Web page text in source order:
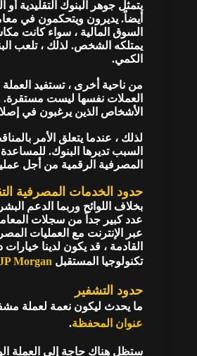
يتمثل جوهر البنوك التقليدية
أيضاً. يديرون ويتحكمون في
السوق المالية ، سواء كانت
يمتلكه الشخص. لذلك ، تلعب
الكمي.
من ناحية أخرى ، تستفيد
العملات نفسها ليست مستقرة.
الأشخاص الذين يرغبون في
لذلك ، عندما يتعلق الأمر
السبب تديرها البنوك.
المصرفية الرقمية من أجل
حدود الخدمات المصرفية
بخلاف اللوائح وربما الدعم
عدد كبير جداً من سجلات
عبر الإنترنت مع العمليات
القادمة ، قد يكون لدينا
تكنولوجيا المستقبل Morgan
حدود التشفير
ما يحدث ليكون نعمة لعملة
عنوان المحفظة.
ستظل هناك حاجة إلى العملة